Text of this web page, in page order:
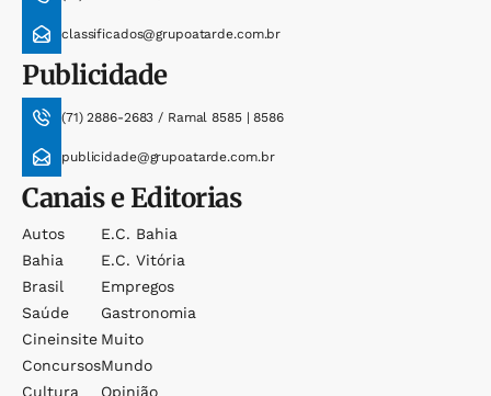
classificados@grupoatarde.com.br
Publicidade
(71) 2886-2683 / Ramal 8585 | 8586
publicidade@grupoatarde.com.br
Canais e Editorias
Autos
Bahia
Brasil
Saúde
Cineinsite
Concursos
Cultura
E.c. Bahia
E.c. Vitória
Empregos
Gastronomia
Muito
Mundo
Opinião